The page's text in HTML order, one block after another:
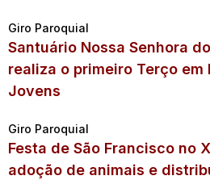
Giro Paroquial
Santuário Nossa Senhora
realiza o primeiro Terço em
Jovens
Giro Paroquial
Festa de São Francisco no
adoção de animais e